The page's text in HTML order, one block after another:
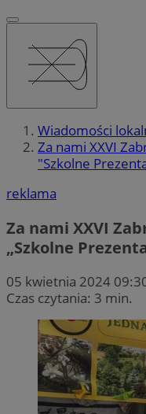
Wiadomości
Za nami XXVI
"Szkolne
reklama
Za nami XXVI
„Szkolne
05 kwietnia 2024
Czas czytania: 3 min.